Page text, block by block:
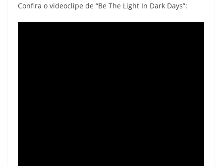
Confira o videoclipe de “Be The Light In Dark Days”: